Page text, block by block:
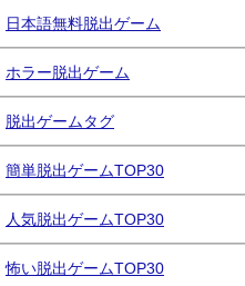
日本語無料脱出ゲーム
ホラー脱出ゲーム
脱出ゲームタグ
簡単脱出ゲームTOP30
人気脱出ゲームTOP30
怖い脱出ゲームTOP30